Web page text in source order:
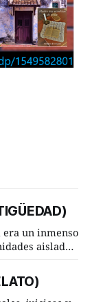
era un inmenso
aisladas.
Pärssinen,